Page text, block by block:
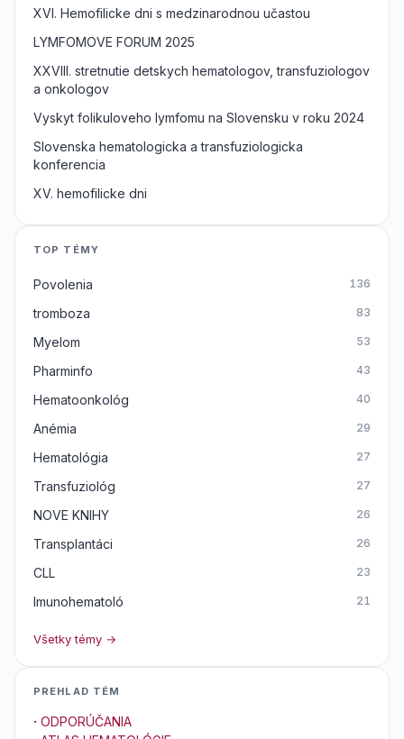
XVI. Hemofilicke dni s medzinarodnou učastou
LYMFOMOVE FORUM 2025
XXVIII. stretnutie detskych hematologov, transfuziologov
a onkologov
Vyskyt folikuloveho lymfomu na Slovensku v roku 2024
Slovenska hematologicka a transfuziologicka
konferencia
XV. hemofilicke dni
TOP TÉMY
Povolenia 136
tromboza 83
Myelom 53
Pharminfo 43
Hematoonkológ 40
Anémia 29
Hematológia 27
Transfuziológ 27
NOVE KNIHY 26
Transplantáci 26
CLL 23
Imunohematoló 21
Všetky témy →
PREHLAD TÉM
· ODPORÚČANIA